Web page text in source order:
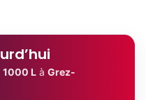
1000 L à Grez-